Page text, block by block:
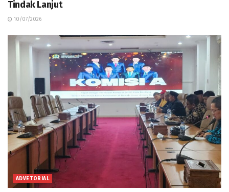
Tindak Lanjut
10/07/2026
ADVETORIAL